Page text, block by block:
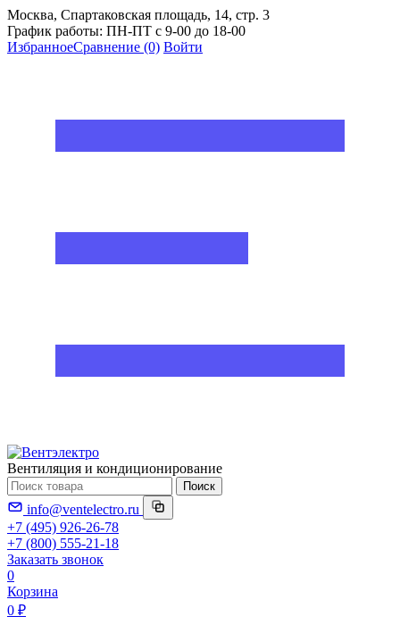
Москва, Спартаковская площадь, 14, стр. 3
График работы: ПН-ПТ с 9-00 до 18-00
ИзбранноеСравнение (0) Войти
Вентиляция и кондиционирование
Поиск
info@ventelectro.ru
+7 (495) 926-26-78
+7 (800) 555-21-18
Заказать звонок
0
Корзина
0 ₽